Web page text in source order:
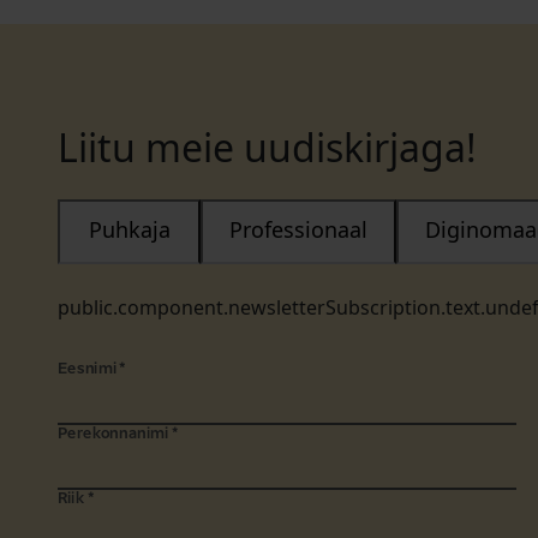
Liitu meie uudiskirjaga!
Puhkaja Professionaal
Eesnimi *
Perekonnanimi *
Riik *